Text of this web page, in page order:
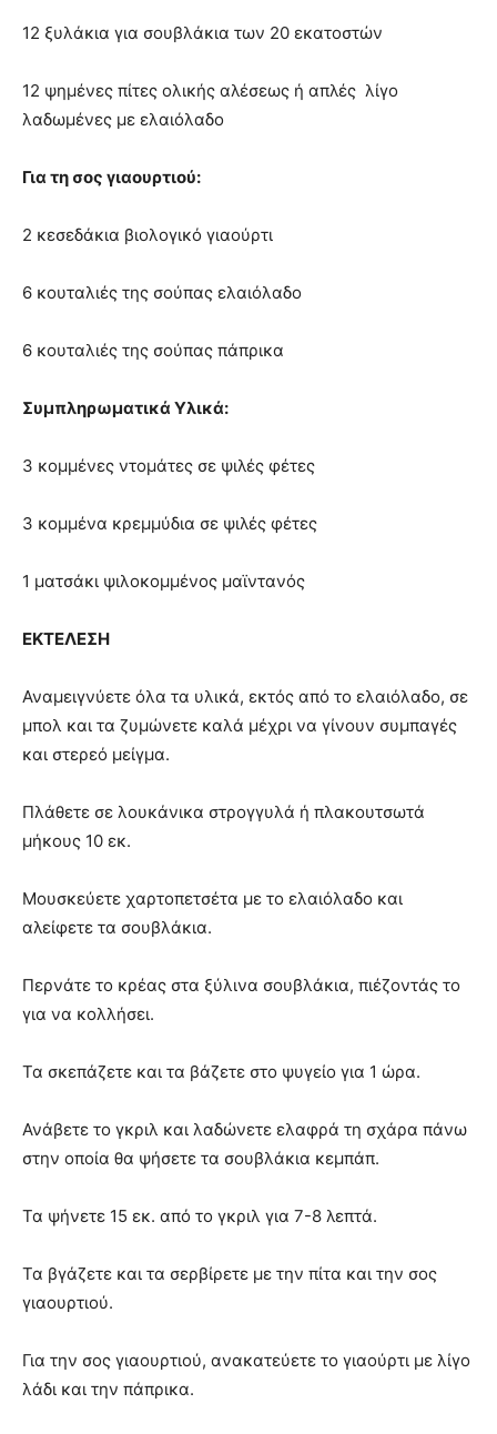
12 ξυλάκια για σουβλάκια των 20 εκατοστών
12 ψημένες πίτες ολικής αλέσεως ή απλές λίγο
λαδωμένες με ελαιόλαδο
Για τη σoς γιαουρτιού:
2 κεσεδάκια βιολογικό γιαούρτι
6 κουταλιές της σούπας ελαιόλαδο
6 κουταλιές της σούπας πάπρικα
Συμπληρωματικά Υλικά:
3 κομμένες ντομάτες σε ψιλές φέτες
3 κομμένα κρεμμύδια σε ψιλές φέτες
1 ματσάκι ψιλοκομμένος μαϊντανός
ΕΚΤΕΛΕΣΗ
Αναμειγνύετε όλα τα υλικά, εκτός από το ελαιόλαδο, σε
μπολ και τα ζυμώνετε καλά μέχρι να γίνουν συμπαγές
και στερεό μείγμα.
Πλάθετε σε λουκάνικα στρογγυλά ή πλακουτσωτά
μήκους 10 εκ.
Μουσκεύετε χαρτοπετσέτα με το ελαιόλαδο και
αλείφετε τα σουβλάκια.
Περνάτε το κρέας στα ξύλινα σουβλάκια, πιέζοντάς το
για να κολλήσει.
Τα σκεπάζετε και τα βάζετε στο ψυγείο για 1 ώρα.
Ανάβετε το γκριλ και λαδώνετε ελαφρά τη σχάρα πάνω
στην οποία θα ψήσετε τα σουβλάκια κεμπάπ.
Τα ψήνετε 15 εκ. από το γκριλ για 7-8 λεπτά.
Τα βγάζετε και τα σερβίρετε με την πίτα και την σoς
γιαουρτιού.
Για την σoς γιαουρτιού, ανακατεύετε το γιαούρτι με λίγο
λάδι και την πάπρικα.